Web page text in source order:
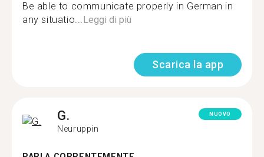
Be able to communicate properly in German in
any situatio...Leggi di più
Scarica la app
G.
Neuruppin
NUOVO